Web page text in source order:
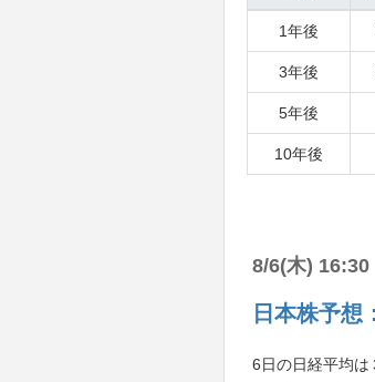
1年後
3年後
5年後
10年後
8/6(木) 16:30
日本株予
6日の日経平均